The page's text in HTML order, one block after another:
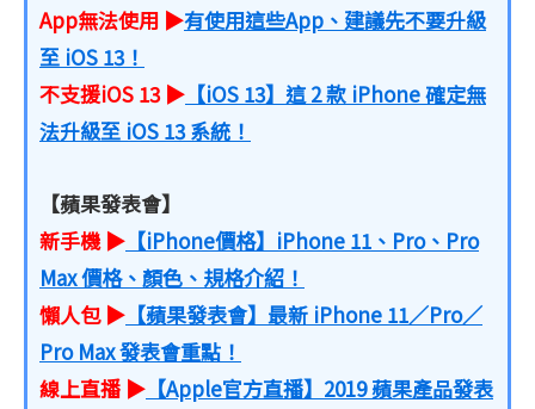
App無法使用 ▶有使用這些App、建議先不要升級
至 iOS 13！
不支援iOS 13 ▶ 【iOS 13】這 2 款 iPhone 確定無
法升級至 iOS 13 系統！
【蘋果發表會】
新手機 ▶ 【iPhone價格】iPhone 11、Pro、Pro
Max 價格、顏色、規格介紹！
懶人包 ▶ 【蘋果發表會】最新 iPhone 11／Pro／
Pro Max 發表會重點！
線上直播 ▶ 【Apple官方直播】2019 蘋果產品發表